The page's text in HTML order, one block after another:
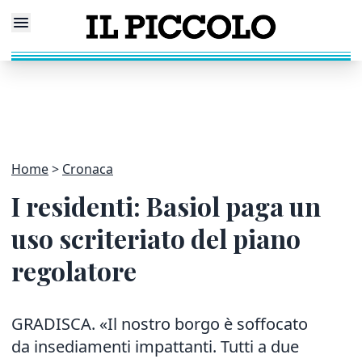
Home Cronaca
I residenti: Basiol paga un
uso scriteriato del piano
regolatore
GRADISCA. «Il nostro borgo è soffocato
da insediamenti impattanti. Tutti a due